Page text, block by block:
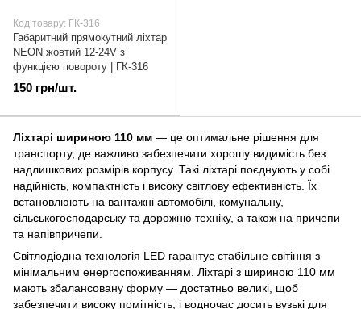
Код товару: ГК-316
Габаритний прямокутний ліхтар
NEON жовтий 12-24V з
функцією повороту | ГК-316
150 грн/шт.
Ліхтарі шириною 110 мм — це оптимальне рішення для
транспорту, де важливо забезпечити хорошу видимість без
надлишкових розмірів корпусу. Такі ліхтарі поєднують у собі
надійність, компактність і високу світлову ефективність. Їх
встановлюють на вантажні автомобілі, комунальну,
сільськогосподарську та дорожню техніку, а також на причепи
та напівпричепи.
Світлодіодна технологія LED гарантує стабільне світіння з
мінімальним енергоспоживанням. Ліхтарі з шириною 110 мм
мають збалансовану форму — достатньо великі, щоб
забезпечити високу помітність, і водночас досить вузькі для